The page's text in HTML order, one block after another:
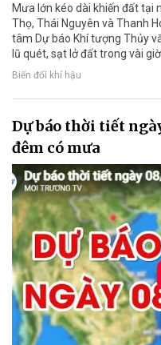
Mưa lớn kéo dài khiến đất tại
Thọ, Thái Nguyên và Thanh
tâm Dự báo Khí tượng Thủy
lũ quét, sạt lở đất trong vài
Biến đổi khí hậu
Dự báo thời tiết
đêm có mưa